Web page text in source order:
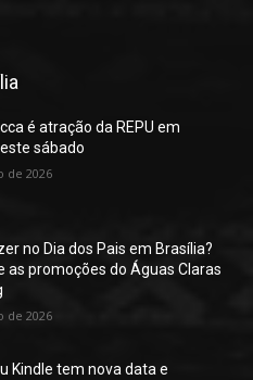
é atração da REPU em
sábado
de 2026
no Dia dos Pais em Brasília?
as promoções do Águas Claras
de 2026
Kindle tem nova data e